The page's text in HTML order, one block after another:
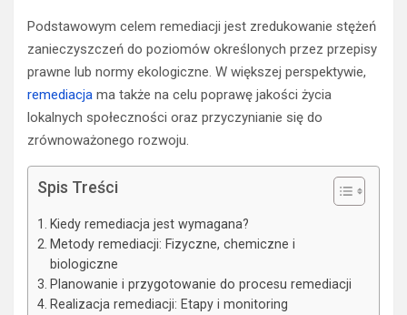
Podstawowym celem remediacji jest zredukowanie stężeń
zanieczyszczeń do poziomów określonych przez przepisy
prawne lub normy ekologiczne. W większej perspektywie,
remediacja ma także na celu poprawę jakości życia
lokalnych społeczności oraz przyczynianie się do
zrównoważonego rozwoju.
Spis Treści
Kiedy remediacja jest wymagana?
Metody remediacji: Fizyczne, chemiczne i
biologiczne
Planowanie i przygotowanie do procesu remediacji
Realizacja remediacji: Etapy i monitoring